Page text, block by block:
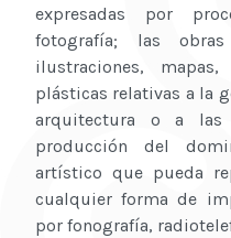
expresadas por
fotografía; las
ilustraciones,
plásticas relativas a la
arquitectura o a
producción del
artístico que pueda
cualquier forma de
por fonografía,